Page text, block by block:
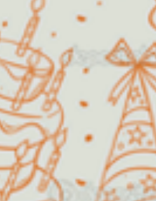
foi fundado em
propósito de
satisfação, fazendo
dos sonhos de pais e
se tornar uma
Além de festas
estrutura permite
realização de festas